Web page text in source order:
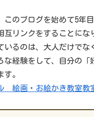
このブログを始めて5年
互リンクをすることにな
いるのは、大人だけでな
な経験をして、自分の「
。
絵画・お絵かき教室教